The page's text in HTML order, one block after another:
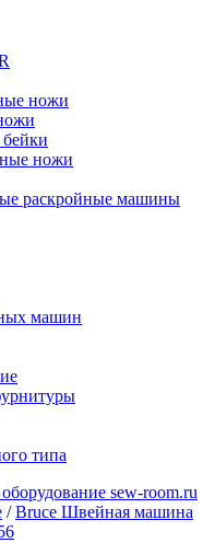
ножи
ножи
раскройные машины
машин
типа
/Bruce Швейная машина